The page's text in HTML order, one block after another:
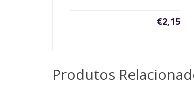
€2,15
Produtos